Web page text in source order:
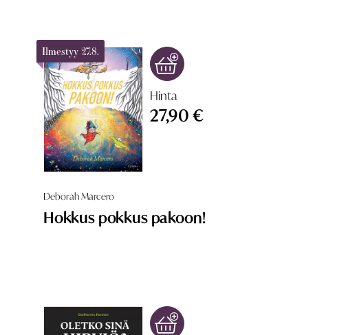
Ilmestyy 27.8.
Hinta
27,90 €
Deborah Marcero
Hokkus pokkus pakoon!